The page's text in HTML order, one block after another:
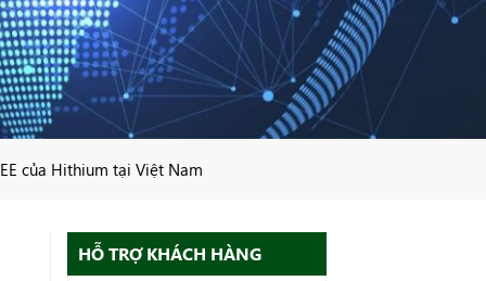
của Hithium tại Việt Nam
HỖ TRỢ KHÁCH HÀNG